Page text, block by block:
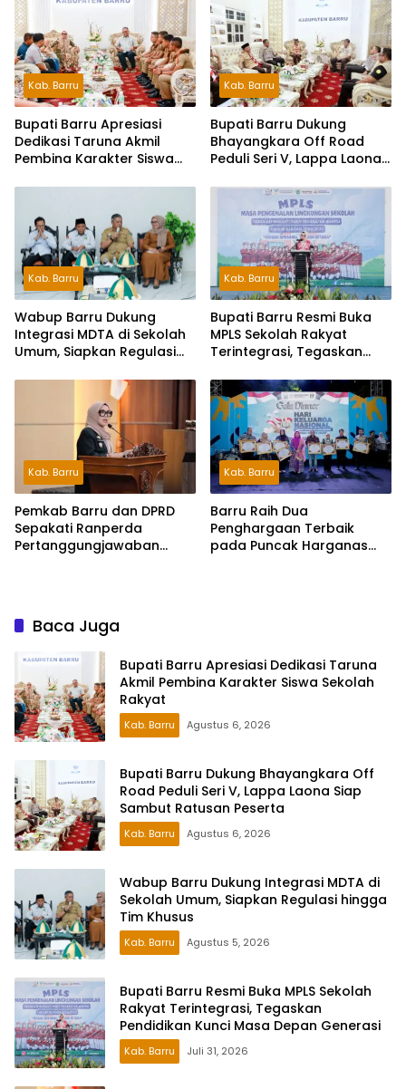
Kab. Barru
Bupati Barru Apresiasi
Dedikasi Taruna Akmil
Pembina Karakter Siswa
Kab. Barru
Bupati Barru Dukung
Bhayangkara Off Road
Peduli Seri V, Lappa Laona
Peserta
Kab. Barru
Wabup Barru Dukung
Integrasi MDTA di Sekolah
Umum, Siapkan Regulasi
Kab. Barru
Bupati Barru Resmi Buka
MPLS Sekolah Rakyat
Terintegrasi, Tegaskan
Depan Generasi
Kab. Barru
Pemkab Barru dan DPRD
Sepakati Ranperda
Pertanggungjawaban
Kab. Barru
Barru Raih Dua
Penghargaan Terbaik
pada Puncak Harganas
Baca Juga
Bupati Barru Apresiasi Dedikasi Taruna
Akmil Pembina Karakter Siswa Sekolah
Rakyat
Kab. Barru Agustus 6, 2026
Bupati Barru Dukung Bhayangkara Off
Road Peduli Seri V, Lappa Laona Siap
Sambut Ratusan Peserta
Kab. Barru Agustus 6, 2026
Wabup Barru Dukung Integrasi MDTA di
Sekolah Umum, Siapkan Regulasi hingga
Tim Khusus
Kab. Barru Agustus 5, 2026
Bupati Barru Resmi Buka MPLS Sekolah
Rakyat Terintegrasi, Tegaskan
Pendidikan Kunci Masa Depan Generasi
Kab. Barru Juli 31, 2026